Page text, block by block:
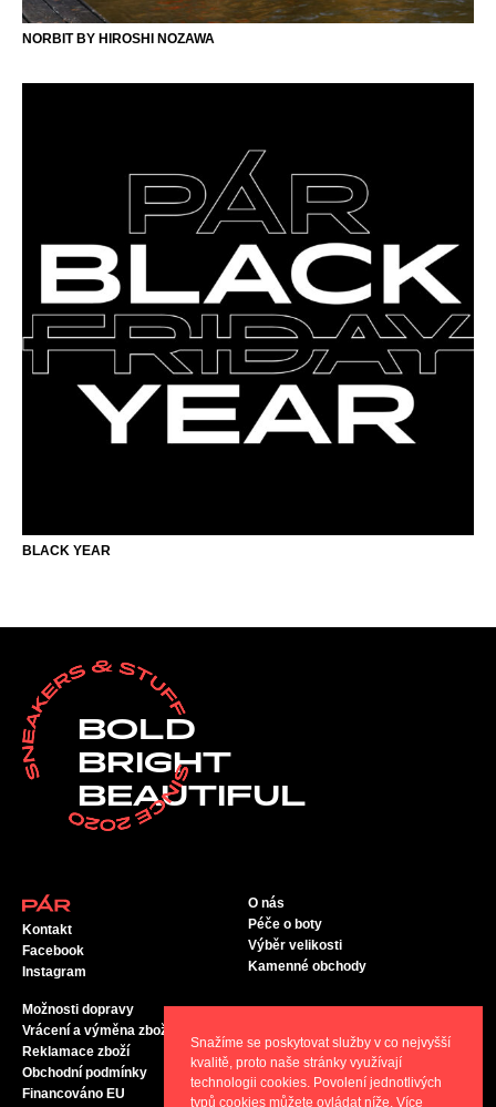
NORBIT BY HIROSHI NOZAWA
BLACK YEAR
BOLD
BRIGHT
BEAUTIFUL
Kontakt
Facebook
Instagram
O nás
Péče o boty
Výběr velikosti
Kamenné obchody
Možnosti dopravy
Vrácení a výměna zboží
Reklamace zboží
Obchodní podmínky
Financováno EU
Snažíme se poskytovat služby v co nejvyšší
kvalitě, proto naše stránky využívají
technologii cookies. Povolení jednotlivých
typů cookies můžete ovládat níže. Více